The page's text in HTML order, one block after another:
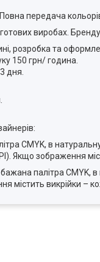
передача
виробах.
розробка та
150 грн/ година.
дня.
CMYK, в
Якщо зображення
палітра
містить викрійки –